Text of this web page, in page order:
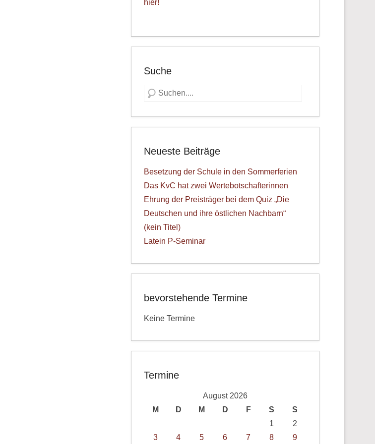
hier!
Suche
Suche
Neueste Beiträge
Besetzung der Schule in den Sommerferien
Das KvC hat zwei Wertebotschafterinnen
Ehrung der Preisträger bei dem Quiz „Die
Deutschen und ihre östlichen Nachbarn“
(kein Titel)
Latein P-Seminar
bevorstehende Termine
Keine Termine
Termine
August 2026
M
D M D F S
S
1
2
3
4 5 6 7 8 9